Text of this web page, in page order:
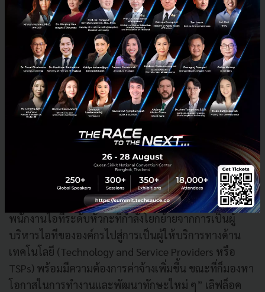
การใช้จ่ายด้านซอฟต์แวร์ยังเติบโตเพิ่มขึ้นต่อเนื่อง เช่น
เดียวกับตลาดบริการด้านไอที เนื่องจากบริษัทต่าง ๆ
ต้องการดึงพนักงานที่มีทักษะด้านไอทีจากภายนอกเพื่อ
งานวางระบบและสนับสนุนการทำงานในองค์กร ตัวอย่าง
เช่น มูลค่าใช้จ่ายด้านบริการให้คำปรึกษาคาดว่าจะสูงแตะ
ระดับ 264.9 พันล้านดอลลาร์สหรัฐฯ ในปี 2566 เพิ่มขึ้น
6.7% จากปี 2565
“ผู้บริหารไอทีกำลังประสบความล้มเหลวในด้านการ
แข่งขันชิงตัวพนักงานที่มีทักษะ โดยยอดการใช้จ่ายบริการ
ทางด้านไอทีนั้นกำลังเติบโตเพิ่มสูงขึ้นอย่างรวดเร็วกว่า
บริการภายในอื่น ๆ ขององค์กรในทุกอุตสาหกรรม
พนักงานไอทีระดับหัวกะทิกำลังโยกย้ายจากการเป็นผู้
บริหารไอทีขององค์กรไปสู่การเป็นผู้ให้บริการทางด้าน
เทคโนโลยี (Technology and Service Providers หรือ
TSPs) พร้อมมีความต้องการค่าจ้างเพิ่มขึ้น ขณะที่ก็มองหา
โอกาสในการทำงานและพัฒนาทักษะใหม่ ๆ” เลิฟล็อค